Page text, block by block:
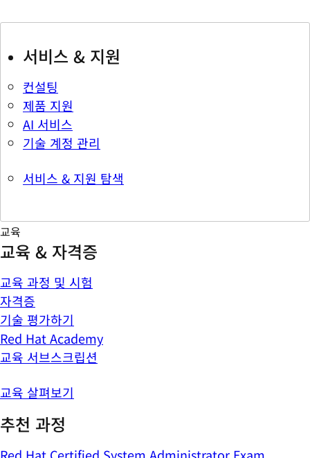
서비스 & 지원
컨설팅
제품 지원
AI 서비스
기술 계정 관리
서비스 & 지원 탐색
교육
교육 & 자격증
교육 과정 및 시험
자격증
기술 평가하기
Red Hat Academy
교육 서브스크립션
교육 살펴보기
추천 과정